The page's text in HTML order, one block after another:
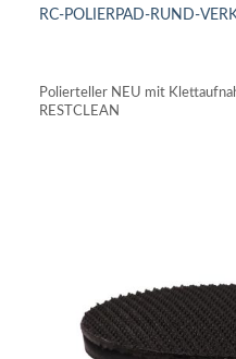
RC-POLIERPAD-RUND-
Polierteller NEU mit
RESTCLEAN